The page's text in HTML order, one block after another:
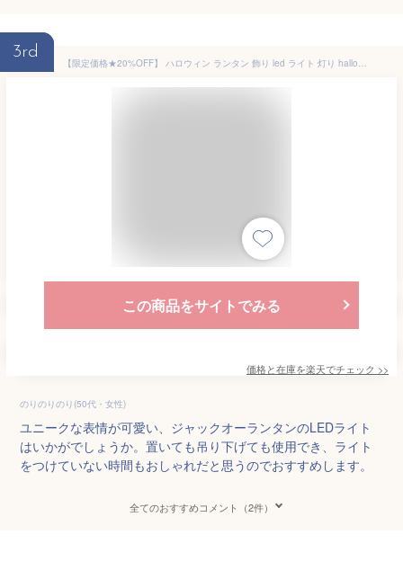
3rd
【限定価格★20%OFF】 ハロウィン ランタン 飾り led ライト 灯り halloween ランプ かぼちゃ ジャックオランタン パンプキン カボチャ ディスプレイ オブジェ 置物 卓上 コンパクト おしゃれ かわいい 可愛い ポータブル 玄関 屋外 装飾 雑貨 パーティー ハロウィングッズ
この商品をサイトでみる
価格と在庫を楽天でチェック >>
のりのりのり(50代・女性)
ユニークな表情が可愛い、ジャックオーランタンのLEDライト
はいかがでしょうか。置いても吊り下げても使用でき、ライト
をつけていない時間もおしゃれだと思うのでおすすめします。
全てのおすすめコメント（2件）